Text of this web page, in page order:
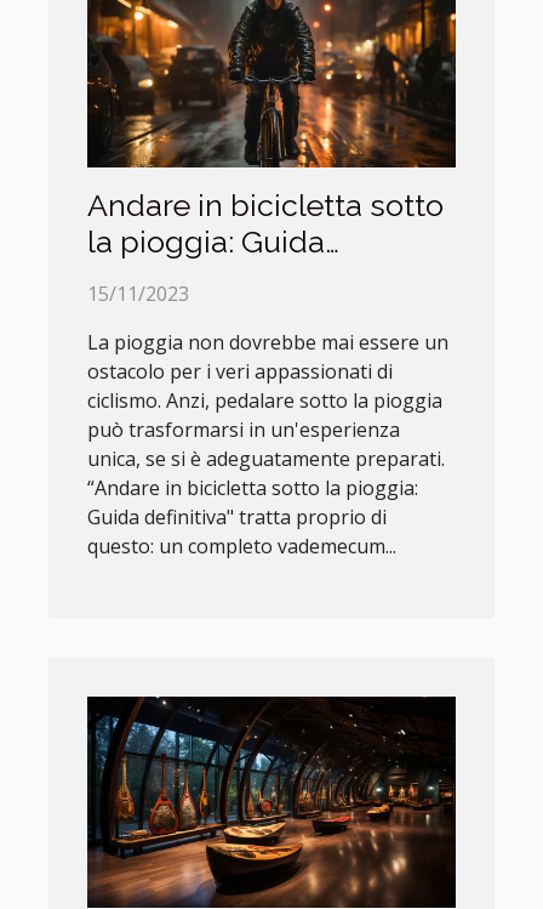
Andare in bicicletta sotto
la pioggia: Guida
definitiva
15/11/2023
La pioggia non dovrebbe mai essere un
ostacolo per i veri appassionati di
ciclismo. Anzi, pedalare sotto la pioggia
può trasformarsi in un'esperienza
unica, se si è adeguatamente preparati.
“Andare in bicicletta sotto la pioggia:
Guida definitiva" tratta proprio di
questo: un completo vademecum...